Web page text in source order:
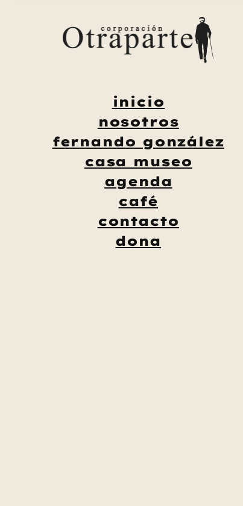
inicio
nosotros
fernando gonzález
casa museo
agenda
café
contacto
dona